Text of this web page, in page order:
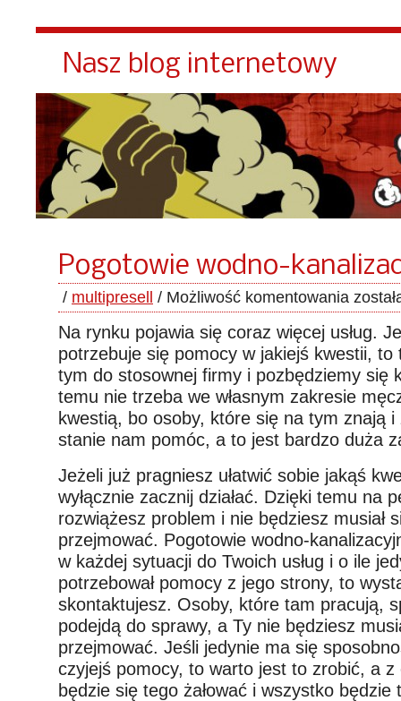
Nasz blog internetowy
Pogotowie wodno-
/ multipresell / Możliwość komentowania
Na rynku pojawia się coraz więcej usług.
potrzebuje się pomocy w jakiejś kwestii, to
tym do stosownej firmy i pozbędziemy się
temu nie trzeba we własnym zakresie
kwestią, bo osoby, które się na tym znają i
stanie nam pomóc, a to jest bardzo duża
Jeżeli już pragniesz ułatwić sobie jakąś
wyłącznie zacznij działać. Dzięki temu na
rozwiążesz problem i nie będziesz musiał
przejmować. Pogotowie wodno-
w każdej sytuacji do Twoich usług i o ile
potrzebował pomocy z jego strony, to
skontaktujesz. Osoby, które tam pracują,
podejdą do sprawy, a Ty nie będziesz
przejmować. Jeśli jedynie ma się
czyjejś pomocy, to warto jest to zrobić, a z
będzie się tego żałować i wszystko będzie